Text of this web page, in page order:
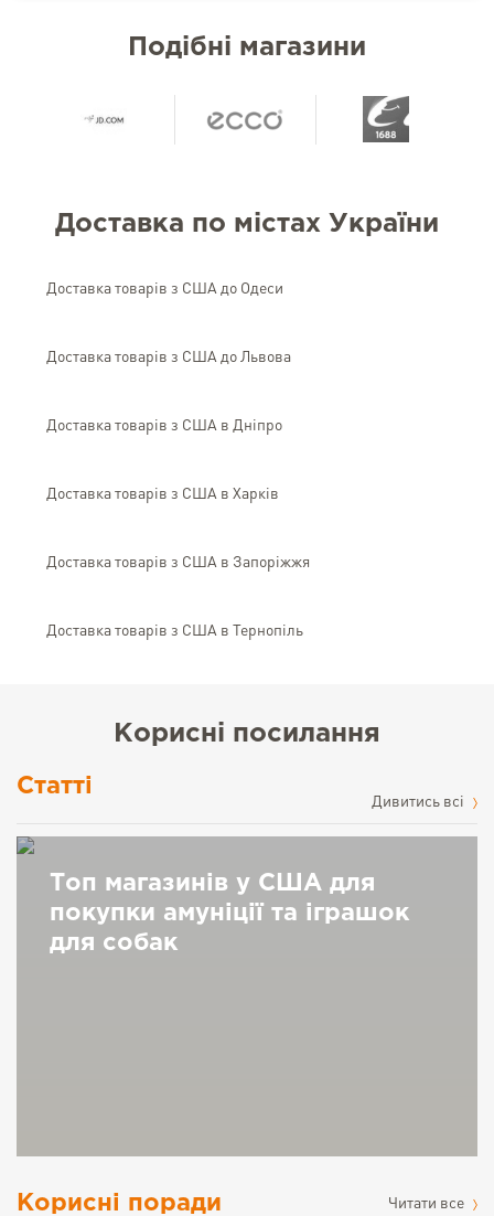
Подібні магазини
Доставка по містах України
Доставка товарів з США до Одеси
Доставка товарів з США до Львова
Доставка товарів з США в Дніпро
Доставка товарів з США в Харків
Доставка товарів з США в Запоріжжя
Доставка товарів з США в Тернопіль
Корисні посилання
Статті
Дивитись всі
Топ магазинів у США для
покупки амуніції та іграшок
для собак
Корисні поради Читати все